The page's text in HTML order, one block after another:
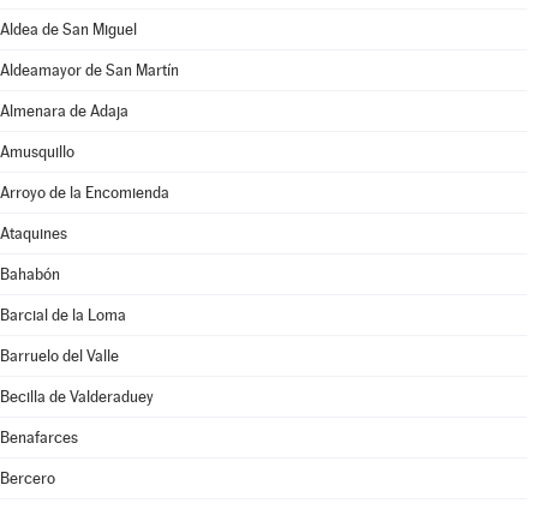
Aldea de San Miguel
Aldeamayor de San Martín
Almenara de Adaja
Amusquillo
Arroyo de la Encomienda
Ataquines
Bahabón
Barcial de la Loma
Barruelo del Valle
Becilla de Valderaduey
Benafarces
Bercero